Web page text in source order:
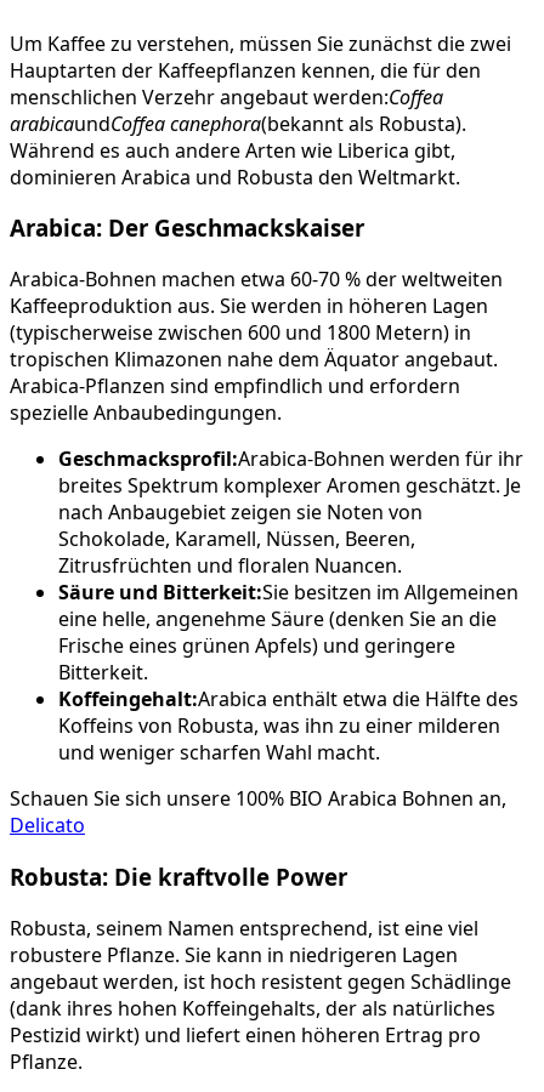
Um Kaffee zu verstehen, müssen Sie zunächst die zwei
Hauptarten der Kaffeepflanzen kennen, die für den
menschlichen Verzehr angebaut werden:Coffea
arabicaundCoffea canephora(bekannt als Robusta).
Während es auch andere Arten wie Liberica gibt,
dominieren Arabica und Robusta den Weltmarkt.
Arabica: Der Geschmackskaiser
Arabica-Bohnen machen etwa 60-70 % der weltweiten
Kaffeeproduktion aus. Sie werden in höheren Lagen
(typischerweise zwischen 600 und 1800 Metern) in
tropischen Klimazonen nahe dem Äquator angebaut.
Arabica-Pflanzen sind empfindlich und erfordern
spezielle Anbaubedingungen.
Geschmacksprofil:Arabica-Bohnen werden für ihr
breites Spektrum komplexer Aromen geschätzt. Je
nach Anbaugebiet zeigen sie Noten von
Schokolade, Karamell, Nüssen, Beeren,
Zitrusfrüchten und floralen Nuancen.
Säure und Bitterkeit:Sie besitzen im Allgemeinen
eine helle, angenehme Säure (denken Sie an die
Frische eines grünen Apfels) und geringere
Bitterkeit.
Koffeingehalt:Arabica enthält etwa die Hälfte des
Koffeins von Robusta, was ihn zu einer milderen
und weniger scharfen Wahl macht.
Schauen Sie sich unsere 100% BIO Arabica Bohnen an,
Delicato
Robusta: Die kraftvolle Power
Robusta, seinem Namen entsprechend, ist eine viel
robustere Pflanze. Sie kann in niedrigeren Lagen
angebaut werden, ist hoch resistent gegen Schädlinge
(dank ihres hohen Koffeingehalts, der als natürliches
Pestizid wirkt) und liefert einen höheren Ertrag pro
Pflanze.